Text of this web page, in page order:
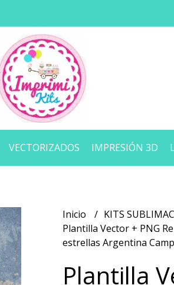
VECTORIZADOS IMPRESIÓN 3D
Inicio KITS
Plantilla Vector + PNG
estrellas Argentina
Plantilla